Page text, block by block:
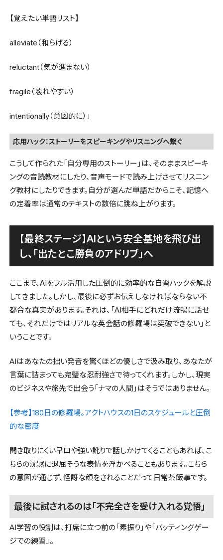
【覚えたい単語リスト】
alleviate（和らげる）
reluctant（気が進まない）
fragile（壊れやすい）
intentionally（意図的に）」
応用ハック：ストーリーをスピーキングやリスニングへ繋ぐ
こうして作られた「自分専用のストーリー」は、そのままスピーキ
ングの音読教材にしたり、音声モードで読み上げさせてリスニン
グ教材にしたりできます。自分が選んだ単語だからこそ、記憶へ
の定着率は通常のテキストの数倍に跳ね上がります。
【最終ステージ】AIという安全基地を飛び出
し、「出たとこ勝負のアドリブ」へ
ここまで、AIをフル活用した圧倒的に効率的な自習ハックを解説
してきました。しかし、最後に必ずお伝えしなければならない不
都合な真実があります。それは、「AI相手にどれだけ流暢に話せ
ても、それだけではリアルな英会話の修羅場は突破できない」と
いうことです。
AIはあなたの拙い発音を驚くほどの優しさで汲み取り、あなたが
言葉に詰まっても完璧な忍耐強さで待ってくれます。しかし、現実
のビジネスや旅先で出会う「ナマの人間」はそうではありません。
【参考】180日の修羅場。アクトハウスの1日のスケジュールと圧倒
的な密度
聞き取りにくい早口や強い訛りで話しかけてくることもあれば、こ
ちらの沈黙に退屈そうな表情を浮かべることもあります。こちら
の意図が通じず、怪訝な顔をされることだって日常茶飯事です。
最後に試されるのは「不完全さを受け入れる覚悟」
AI学習の役割は、打席に立つ前の「素振り」や「バッティングゲー
ジでの練習」。